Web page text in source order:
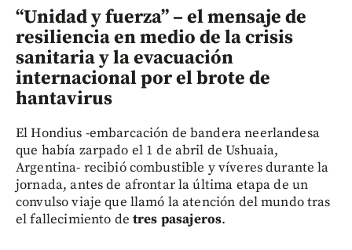
“Unidad y fuerza” – el mensaje de
resiliencia en medio de la crisis
sanitaria y la evacuación
internacional por el brote de
hantavirus
El Hondius -embarcación de bandera neerlandesa
que había zarpado el 1 de abril de Ushuaia,
Argentina- recibió combustible y víveres durante la
jornada, antes de afrontar la última etapa de un
convulso viaje que llamó la atención del mundo tras
el fallecimiento de tres pasajeros.